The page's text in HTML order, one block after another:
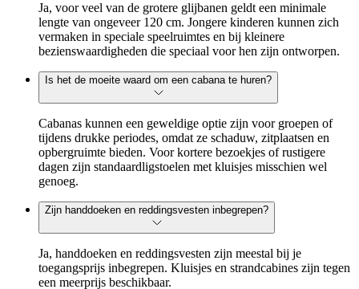
Ja, voor veel van de grotere glijbanen geldt een minimale
lengte van ongeveer 120 cm. Jongere kinderen kunnen zich
vermaken in speciale speelruimtes en bij kleinere
bezienswaardigheden die speciaal voor hen zijn ontworpen.
Is het de moeite waard om een cabana te huren?
Cabanas kunnen een geweldige optie zijn voor groepen of
tijdens drukke periodes, omdat ze schaduw, zitplaatsen en
opbergruimte bieden. Voor kortere bezoekjes of rustigere
dagen zijn standaardligstoelen met kluisjes misschien wel
genoeg.
Zijn handdoeken en reddingsvesten inbegrepen?
Ja, handdoeken en reddingsvesten zijn meestal bij je
toegangsprijs inbegrepen. Kluisjes en strandcabines zijn tegen
een meerprijs beschikbaar.